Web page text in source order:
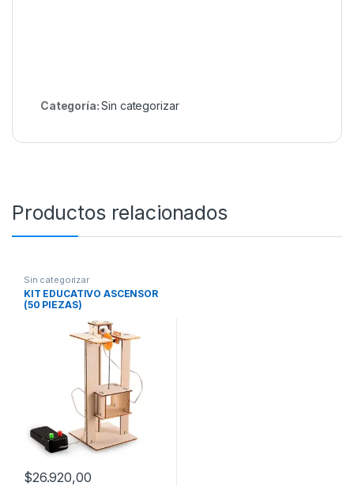
Categoría:Sin categorizar
Productos relacionados
Sin categorizar
KIT EDUCATIVO ASCENSOR
(50 PIEZAS)
$26.920,00